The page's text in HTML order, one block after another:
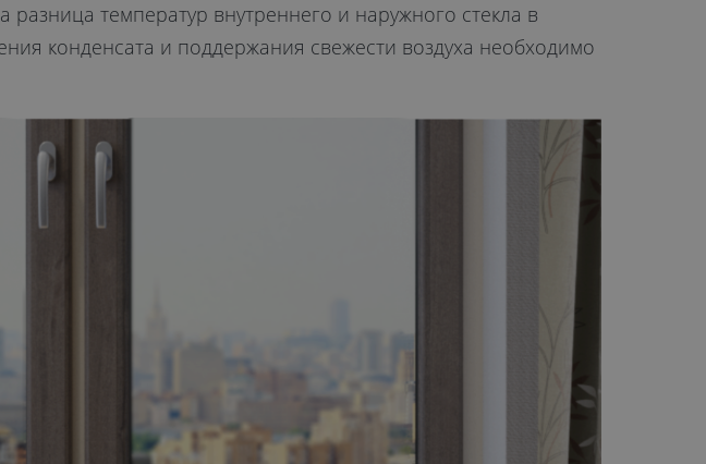
температур внутреннего и наружного стекла в
конденсата и поддержания свежести воздуха необходимо